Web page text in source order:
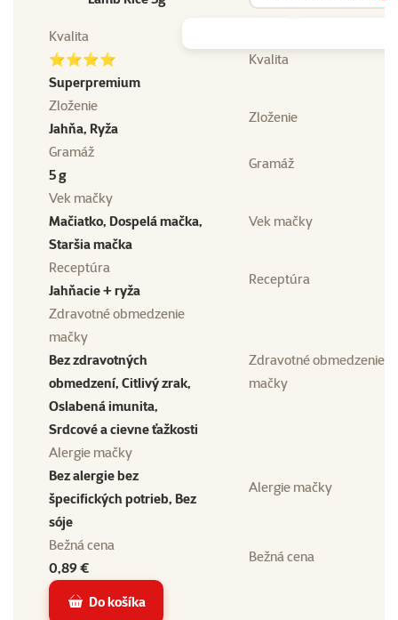
Kvalita
⭐⭐⭐⭐
Superpremium
Kvalita
Zloženie
Jahňa, Ryža
Zloženie
Gramáž
5 g
Gramáž
Vek mačky
Mačiatko, Dospelá mačka,
Staršia mačka
Vek mačky
Receptúra
Jahňacie + ryža
Receptúra
Zdravotné obmedzenie
mačky
Bez zdravotných
obmedzení, Citlivý zrak,
Oslabená imunita,
Srdcové a cievne ťažkosti
Zdravotné obmedzenie
mačky
Alergie mačky
Bez alergie bez
špecifických potrieb, Bez
sóje
Alergie mačky
Bežná cena
0,89 €
Bežná cena
Do košíka